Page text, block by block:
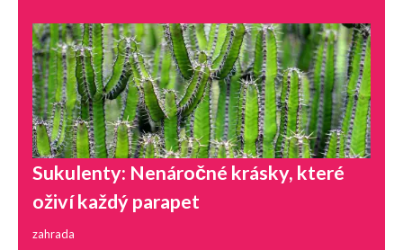
Sukulenty: Nenáročné krásky, které
oživí každý parapet
zahrada